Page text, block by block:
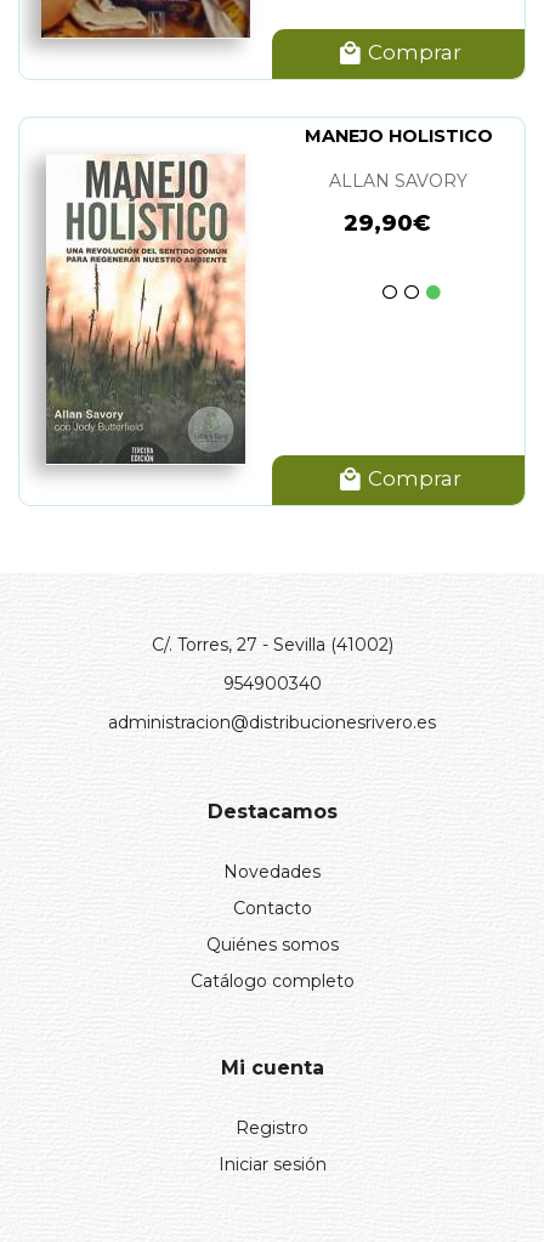
Comprar
MANEJO HOLISTICO
ALLAN SAVORY
29,90€
Comprar
C/. Torres, 27 - Sevilla (41002)
954900340
administracion@distribucionesrivero.es
Destacamos
Novedades
Contacto
Quiénes somos
Catálogo completo
Mi cuenta
Registro
Iniciar sesión